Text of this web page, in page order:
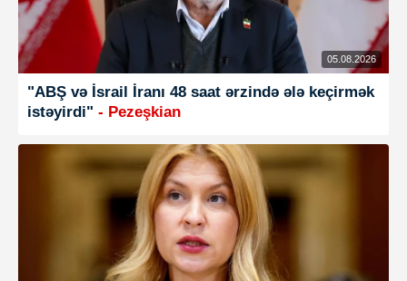
05.08.2026
"ABŞ və İsrail İranı 48 saat ərzində ələ keçirmək
istəyirdi" - Pezeşkian